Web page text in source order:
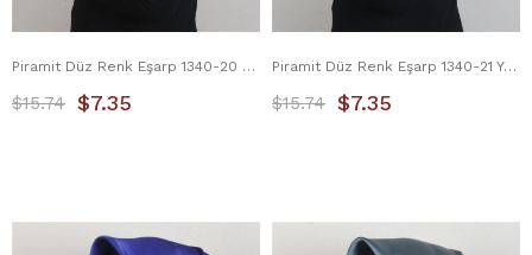
Piramit Düz Renk Eşarp 1340-20 Zümrüt
$7.35
$15.74
Piramit Düz Renk Eşarp 1340-21 Yağ Yeşili
$7.35
$15.74